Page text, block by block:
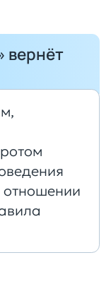
вернёт
отношении